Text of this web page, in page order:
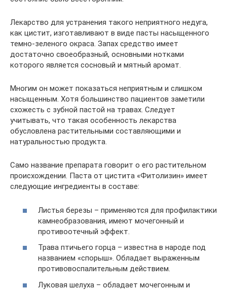
Лекарство для устранения такого неприятного недуга,
как цистит, изготавливают в виде пасты насыщенного
темно-зеленого окраса. Запах средство имеет
достаточно своеобразный, основными нотками
которого является сосновый и мятный аромат.
Многим он может показаться неприятным и слишком
насыщенным. Хотя большинство пациентов заметили
схожесть с зубной пастой на травах. Следует
учитывать, что такая особенность лекарства
обусловлена растительными составляющими и
натуральностью продукта.
Само название препарата говорит о его растительном
происхождении. Паста от цистита «Фитолизин» имеет
следующие ингредиенты в составе:
Листья березы – применяются для профилактики
камнеобразования, имеют мочегонный и
противоотечный эффект.
Трава птичьего горца – известна в народе под
названием «спорыш». Обладает выраженным
противовоспалительным действием.
Луковая шелуха – обладает мочегонным и